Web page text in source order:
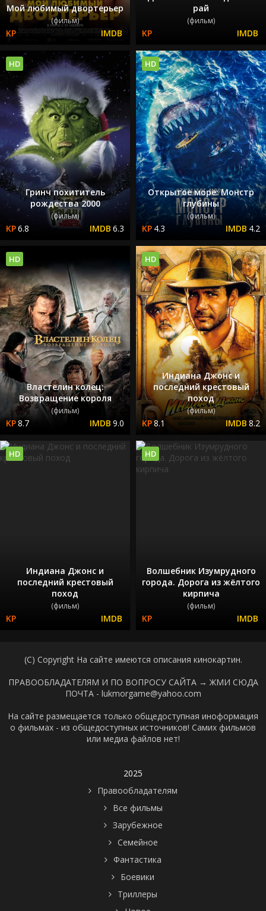
Мой любимый двортерьер
(фильм)
рай
(фильм)
Гринч похититель
рождества 2000
(фильм)
6.8 6.3
HD
Открытое море: Монстр
глубины
(фильм)
4.3 4.2
HD
Властелин колец:
Возвращение короля
(фильм)
8.7 9.0
HD
Индиана Джонс и
последний крестовый
поход
(фильм)
8.1 8.2
HD
Индиана Джонс и
последний крестовый
поход
(фильм)
HD
Волшебник Изумрудного
города. Дорога из жёлтого
кирпича
(фильм)
HD
(C) Copyright На сайте имеются описания кинокартин.
ПРАВООБЛАДАТЕЛЯМ И ПО ВОПРОСУ САЙТА → ЖМИ СЮДА
ПОЧТА - lukmorgame@yahoo.com
На сайте размещается только общедоступная иноформация
о фильмах - из общедоступных источников! Самих фильмов
или медиа файлов нет!
2025
Правообладателям
Все фильмы
Зарубежное
Семейное
Фантастика
Боевики
Триллеры